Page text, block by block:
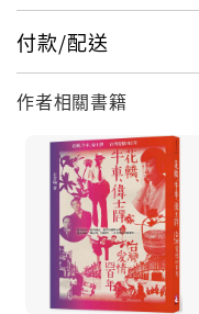
「永楽座」魔力：下
入什麼樣的世界，都
在其中探索、思考、
讓輾轉漂流的書籍，
偶然相遇的光芒與價
是如何開始的？這些
不為人知的故事與來
聯起人與人之間微妙
付款/配送
作者相關書籍